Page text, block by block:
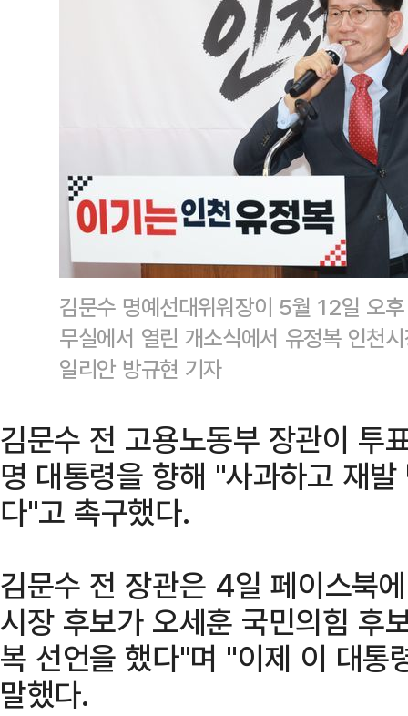
김문수 명예선대위워장이 5월 12일 오
무실에서 열린 개소식에서 유정복 인천
일리안 방규현 기자
김문수 전 고용노동부 장관이 투
명 대통령을 향해 "사과하고 재
다"고 촉구했다.
김문수 전 장관은 4일 페이스북
시장 후보가 오세훈 국민의힘 후
복 선언을 했다"며 "이제 이 대통
말했다.